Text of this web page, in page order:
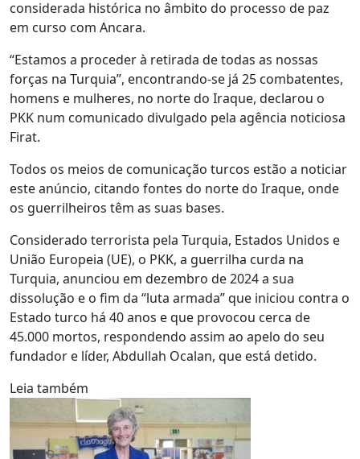
considerada histórica no âmbito do processo de paz
em curso com Ancara.
“Estamos a proceder à retirada de todas as nossas
forças na Turquia”, encontrando-se já 25 combatentes,
homens e mulheres, no norte do Iraque, declarou o
PKK num comunicado divulgado pela agência noticiosa
Firat.
Todos os meios de comunicação turcos estão a noticiar
este anúncio, citando fontes do norte do Iraque, onde
os guerrilheiros têm as suas bases.
Considerado terrorista pela Turquia, Estados Unidos e
União Europeia (UE), o PKK, a guerrilha curda na
Turquia, anunciou em dezembro de 2024 a sua
dissolução e o fim da “luta armada” que iniciou contra o
Estado turco há 40 anos e que provocou cerca de
45.000 mortos, respondendo assim ao apelo do seu
fundador e líder, Abdullah Ocalan, que está detido.
Leia também